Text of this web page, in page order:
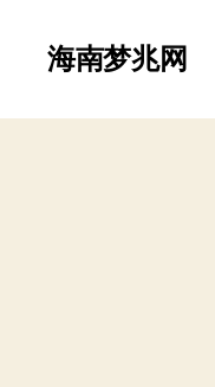
海南梦兆网